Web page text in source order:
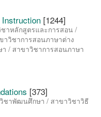
[1244]
าหลักสูตรและการสอน /
วิชาการสอนภาษาต่าง
/ สาขาวิชาการสอนภาษา
[373]
ชาพัฒนศึกษา / สาขาวิชาวิธี